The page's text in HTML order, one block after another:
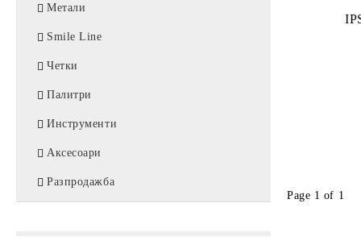
Цирконий / Zirconia
PMMA
Метал / CoCr
Титан / Titanium
Консумативи
Метали
Smile Line
Четки
Палитри
Инструменти
Аксесоари
Разпродажба
Page 1 of 1